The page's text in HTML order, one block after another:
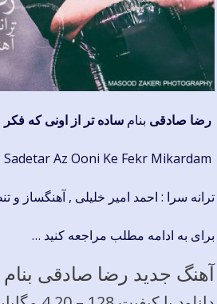
رضا صادقی بنام ساده تر از اونی که
ترانه سرا : احمد امیر خلیلی , آهنگساز و
برای به ادامه مطلب مراجعه کنید …
آهنگ جدید رضا صادقی